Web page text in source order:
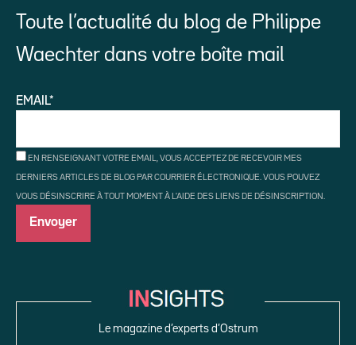
Toute l’actualité du blog de Philippe
Waechter dans votre boîte mail
EMAIL*
EN RENSEIGNANT VOTRE EMAIL, VOUS ACCEPTEZ DE RECEVOIR MES
DERNIERS ARTICLES DE BLOG PAR COURRIER ÉLECTRONIQUE. VOUS POUVEZ
VOUS DÉSINSCRIRE À TOUT MOMENT À L'AIDE DES LIENS DE DÉSINSCRIPTION.
Le magazine d’experts d’Ostrum